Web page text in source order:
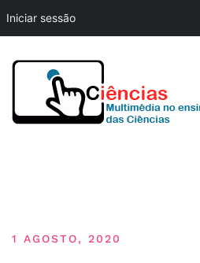
Iniciar sessão
to
content
1 AGOSTO, 2020